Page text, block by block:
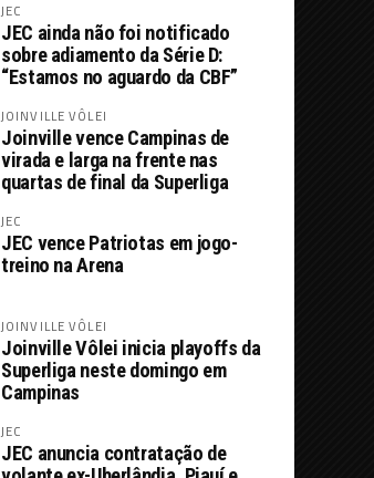
JEC
JEC ainda não foi notificado
sobre adiamento da Série D:
“Estamos no aguardo da CBF”
JOINVILLE VÔLEI
Joinville vence Campinas de
virada e larga na frente nas
quartas de final da Superliga
JEC
JEC vence Patriotas em jogo-
treino na Arena
JOINVILLE VÔLEI
Joinville Vôlei inicia playoffs da
Superliga neste domingo em
Campinas
JEC
JEC anuncia contratação de